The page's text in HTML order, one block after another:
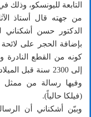
التابعة لليونسكو، وذلك في 18 أبريل من هذا
من جهته قال أستاذ
الدكتور حسن أشكناني
بإضافة الحجر على
كونه من القطع النادرة
إلى 2300 سنة قبل
وفيها رسالة من ممثل
(فيلكا حالياً).